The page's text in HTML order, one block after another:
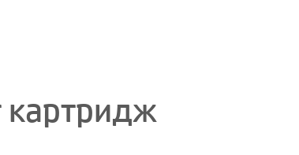
картридж